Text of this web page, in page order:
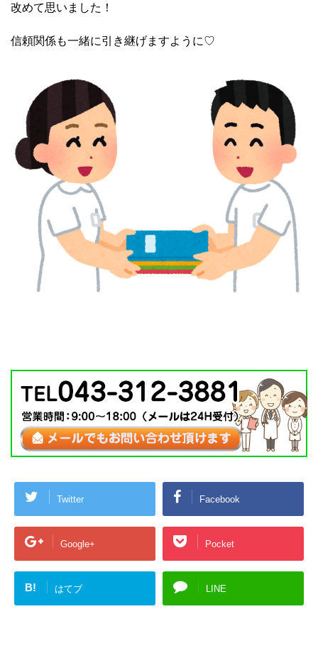
改めて思いました！
信頼関係も一緒に引き継げますように♡
Twitter Facebook
Google+ Pocket
B! はてブ LINE